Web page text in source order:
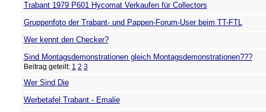
Trabant 1979 P601 Hycomat Verkaufen für Collectors
Gruppenfoto der Trabant- und Pappen-Forum-User beim TT-FTL
Wer kennt den Checker?
Sind Montagsdemonstrationen gleich Montagsdemonstrationen???
Beitrag geteilt: 1 2 3
Wer Sind Die
Werbetafel Trabant - Emalie